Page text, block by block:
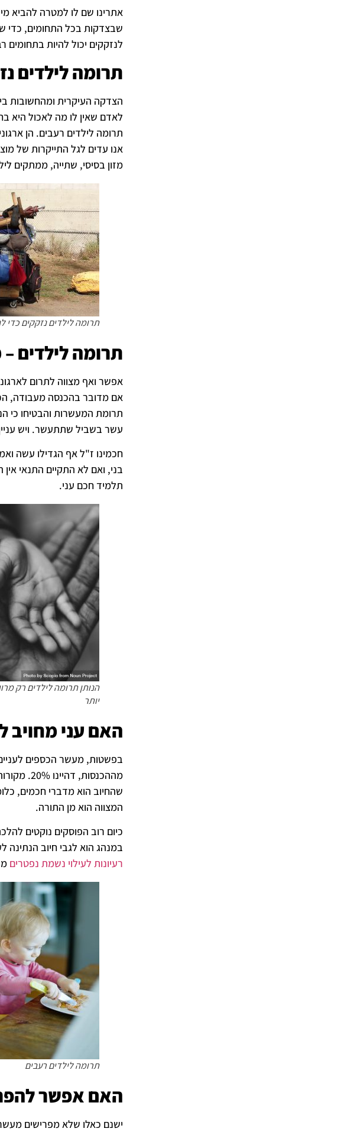
אתרינו שם לו למטרה להביא
שבצדקות בכל התחומים, כדי
לנזקקים יכול להיות בתחומים
תרומה לילדים
הצדקה העיקרית ומהחשובות
לאדם שאין לו מה לאכול היא
תרומה לילדים רעבים. הן
אנו עדים לגל התייקרות של
מזון בסיסי, שתייה, ממתקים
תרומה לילדים נזקקים כדי
תרומה לילדים
אפשר ואף מצווה לתרום
אם מדובר בהכנסה מעבודה,
תרומת המעשרות והבטיחו כי
עשר בשביל שתתעשר. ויש
חכמינו ז"ל אף הגדילו עשה
בני, ואם לא התקיים התנאי
תלמיד חכם עני.
הנותן תרומה לילדים רק
יותר
האם עני מחויב
בפשטות, מעשר הכספים
שהחיוב הוא מדברי חכמים,
המצווה הוא מן התורה.
כיום רוב הפוסקים נוקטים
במנהג הוא לגבי חיוב
רעיונות לעילוי נשמת נפטרים
תרומה לילדים רעבים
האם אפשר
ישנם כאלו שלא מפרישים